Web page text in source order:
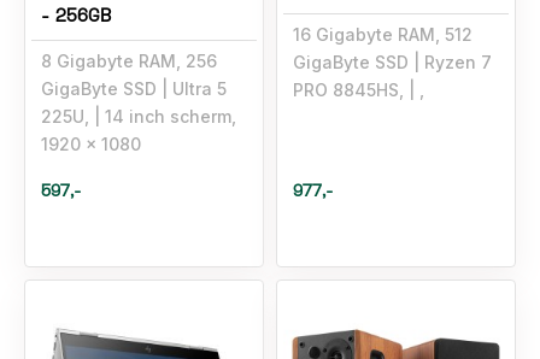
- 256GB
8 Gigabyte RAM, 256
GigaByte SSD
Ultra 5
225U,
14 inch scherm,
1920 x 1080
597,-
16 Gigabyte RAM, 512
GigaByte SSD
Ryzen 7
PRO 8845HS,
977,-